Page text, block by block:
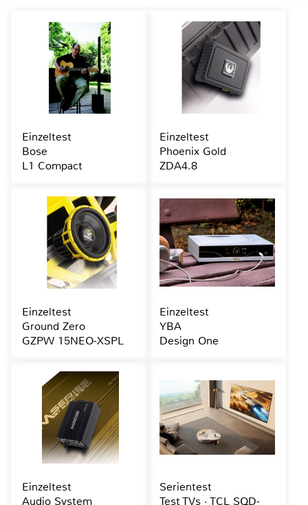
Einzeltest
Bose
L1 Compact
Einzeltest
Phoenix Gold
ZDA4.8
Einzeltest
Ground Zero
GZPW 15NEO-XSPL
Einzeltest
YBA
Design One
Einzeltest
Audio System
Serientest
Test TVs · TCL SQD-